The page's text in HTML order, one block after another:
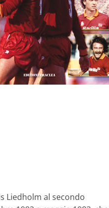
Liedholm al secondo